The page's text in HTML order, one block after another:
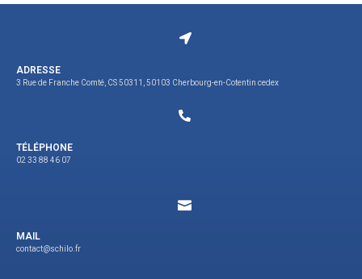
ADRESSE
3 Rue de Franche Comté, CS 50311, 50103 Cherbourg-en-Cotentin cedex
TÉLÉPHONE
02 33 88 46 07
MAIL
contact@schilo.fr